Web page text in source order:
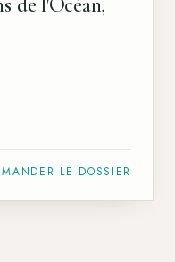
de l'Océan,
LE DOSSIER